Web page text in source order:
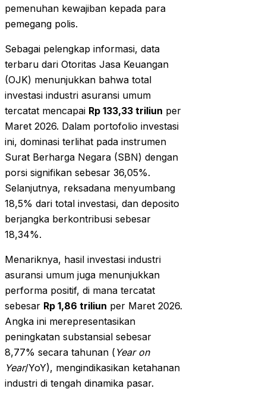
pemenuhan kewajiban kepada para
pemegang polis.
Sebagai pelengkap informasi, data
terbaru dari Otoritas Jasa Keuangan
(OJK) menunjukkan bahwa total
investasi industri asuransi umum
tercatat mencapai Rp 133,33 triliun per
Maret 2026. Dalam portofolio investasi
ini, dominasi terlihat pada instrumen
Surat Berharga Negara (SBN) dengan
porsi signifikan sebesar 36,05%.
Selanjutnya, reksadana menyumbang
18,5% dari total investasi, dan deposito
berjangka berkontribusi sebesar
18,34%.
Menariknya, hasil investasi industri
asuransi umum juga menunjukkan
performa positif, di mana tercatat
sebesar Rp 1,86 triliun per Maret 2026.
Angka ini merepresentasikan
peningkatan substansial sebesar
8,77% secara tahunan ( Year on
Year/YoY), mengindikasikan ketahanan
industri di tengah dinamika pasar.